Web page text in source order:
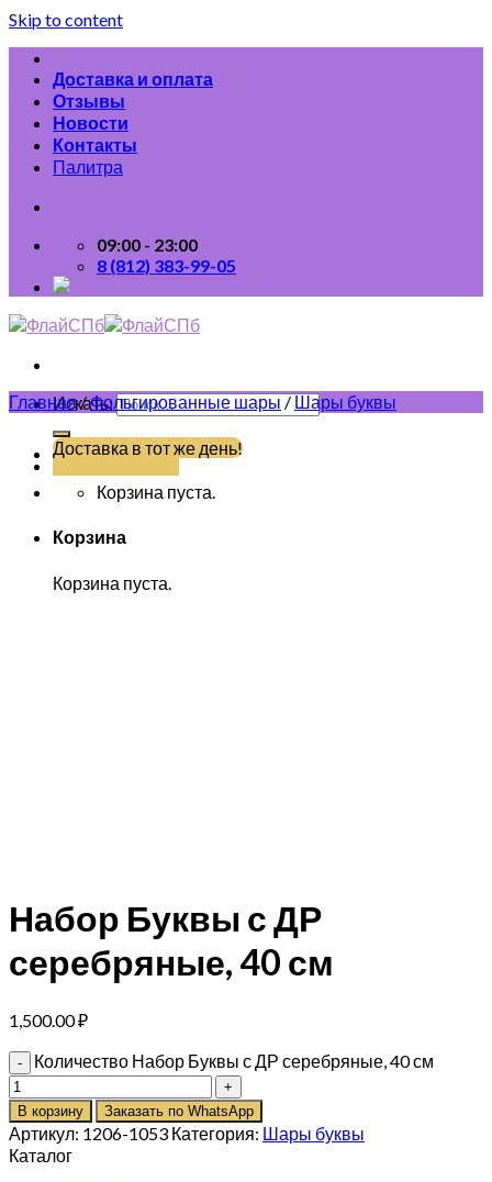
Skip to content
Доставка и оплата
Отзывы
Новости
Контакты
Палитра
09:00 - 23:00
8 (812) 383-99-05
Искать:
(812) 383-99-05
Доставка в тот же день!
Корзина пуста.
Корзина
Корзина пуста.
Главная/Фольгированные шары/Шары буквы
Набор Буквы с ДР
серебряные, 40 см
1,500.00₽
Количество Набор Буквы с ДР серебряные, 40 см
В корзину Заказать по WhatsApp
Артикул: 1206-1053 Категория: Шары буквы
Каталог